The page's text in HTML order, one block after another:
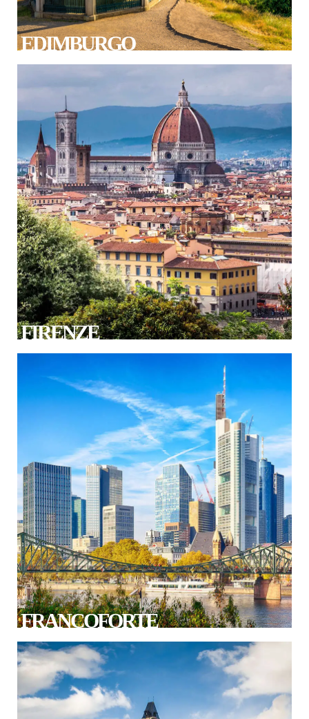
EDIMBURGO
FIRENZE
FRANCOFORTE